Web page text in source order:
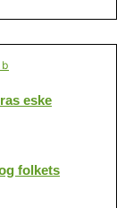
eske
folkets